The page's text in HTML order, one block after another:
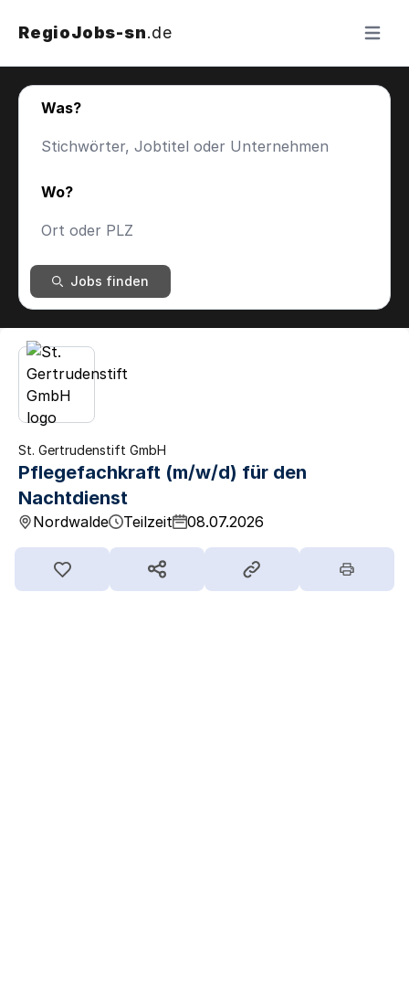
RegioJobs-sn.de Menü
Was?
Wo?
Jobs finden
St. Gertrudenstift GmbH
Pflegefachkraft (m/w/d) für den
Nachtdienst
Nordwalde Teilzeit 08.07.2026